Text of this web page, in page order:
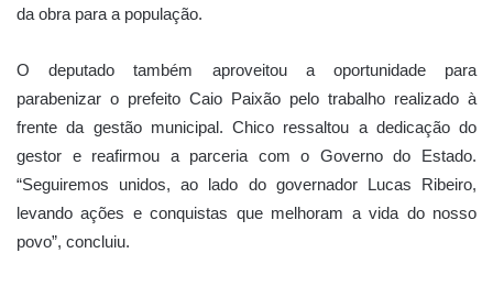
da obra para a população.
O deputado também aproveitou a oportunidade para
parabenizar o prefeito Caio Paixão pelo trabalho realizado à
frente da gestão municipal. Chico ressaltou a dedicação do
gestor e reafirmou a parceria com o Governo do Estado.
“Seguiremos unidos, ao lado do governador Lucas Ribeiro,
levando ações e conquistas que melhoram a vida do nosso
povo”, concluiu.